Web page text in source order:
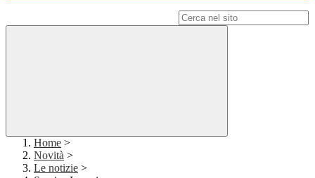
Home >
Novità >
Le notizie >